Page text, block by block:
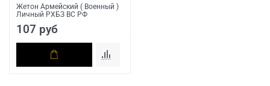
Жетон Армейский ( Военный )
Личный РХБЗ ВС РФ
107 руб